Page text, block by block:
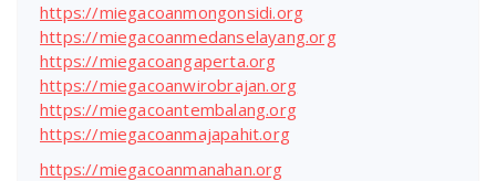
https://miegacoanmongonsidi.org
https://miegacoanmedanselayang.org
https://miegacoangaperta.org
https://miegacoanwirobrajan.org
https://miegacoantembalang.org
https://miegacoanmajapahit.org
https://miegacoanmanahan.org